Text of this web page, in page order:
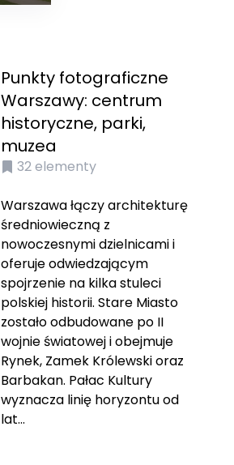
Punkty fotograficzne
Warszawy: centrum
historyczne, parki,
muzea
32elementy
Warszawa łączy architekturę
średniowieczną z
nowoczesnymi dzielnicami i
oferuje odwiedzającym
spojrzenie na kilka stuleci
polskiej historii. Stare Miasto
zostało odbudowane po II
wojnie światowej i obejmuje
Rynek, Zamek Królewski oraz
Barbakan. Pałac Kultury
wyznacza linię horyzontu od
lat...